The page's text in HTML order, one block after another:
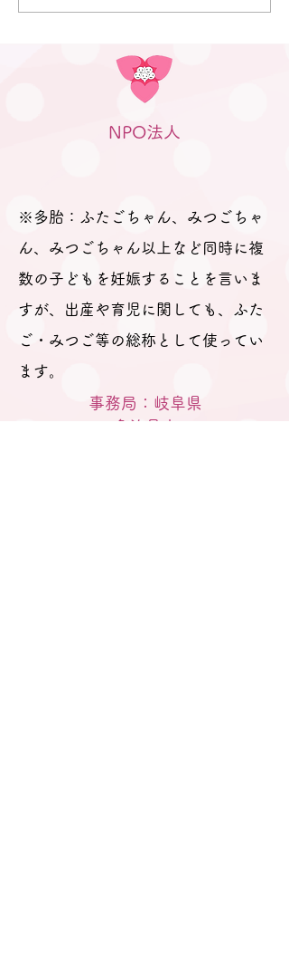
ポーター養成講座を行い
NPO法人
※多胎：ふたごちゃん、みつごちゃ
ん、みつごちゃん以上など同時に複
数の子どもを妊娠することを言いま
すが、出産や育児に関しても、ふた
ご・みつご等の総称として使ってい
ます。
事務局：岐阜県
​多治見市